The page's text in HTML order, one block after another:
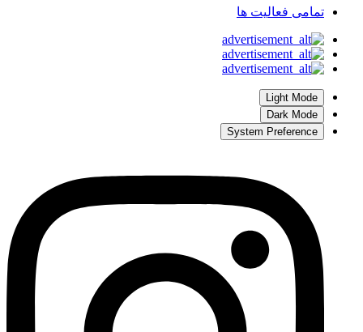
تمامی فعالیت ها
Light Mode
Dark Mode
System Preference